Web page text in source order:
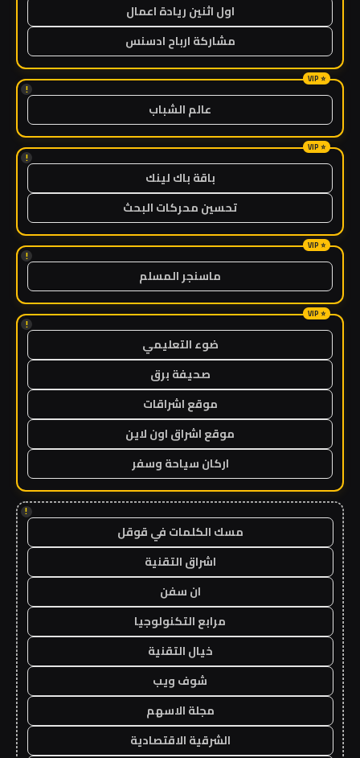
اول اثنين ريادة اعمال
مشاركة ارباح ادسنس
!
عالم الشباب
!
باقة باك لينك
تحسين محركات البحث
!
ماسنجر المسلم
!
ضوء التعليمي
صحيفة برق
موقع اشراقات
موقع اشراق اون لاين
اركان سياحة وسفر
!
مسك الكلمات في قوقل
اشراق التقنية
ان سفن
مرابع التكنولوجيا
خيال التقنية
شوف ويب
مجلة الاسهم
الشرقية الاقتصادية